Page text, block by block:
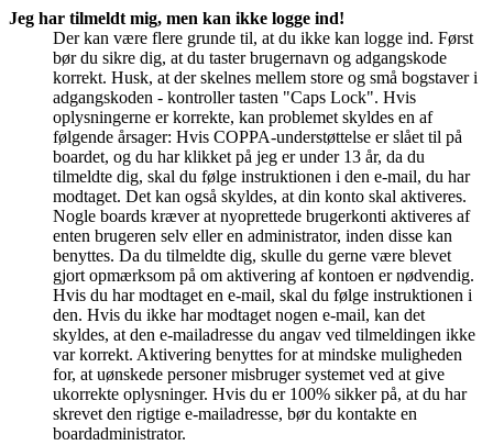
Jeg har tilmeldt mig, men kan ikke logge ind!
Der kan være flere grunde til, at du ikke kan logge ind. Først
bør du sikre dig, at du taster brugernavn og adgangskode
korrekt. Husk, at der skelnes mellem store og små bogstaver i
adgangskoden - kontroller tasten "Caps Lock". Hvis
oplysningerne er korrekte, kan problemet skyldes en af
følgende årsager: Hvis COPPA-understøttelse er slået til på
boardet, og du har klikket på jeg er under 13 år, da du
tilmeldte dig, skal du følge instruktionen i den e-mail, du har
modtaget. Det kan også skyldes, at din konto skal aktiveres.
Nogle boards kræver at nyoprettede brugerkonti aktiveres af
enten brugeren selv eller en administrator, inden disse kan
benyttes. Da du tilmeldte dig, skulle du gerne være blevet
gjort opmærksom på om aktivering af kontoen er nødvendig.
Hvis du har modtaget en e-mail, skal du følge instruktionen i
den. Hvis du ikke har modtaget nogen e-mail, kan det
skyldes, at den e-mailadresse du angav ved tilmeldingen ikke
var korrekt. Aktivering benyttes for at mindske muligheden
for, at uønskede personer misbruger systemet ved at give
ukorrekte oplysninger. Hvis du er 100% sikker på, at du har
skrevet den rigtige e-mailadresse, bør du kontakte en
boardadministrator.